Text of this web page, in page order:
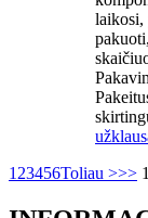
laikosi,
1 23456Toliau >>>